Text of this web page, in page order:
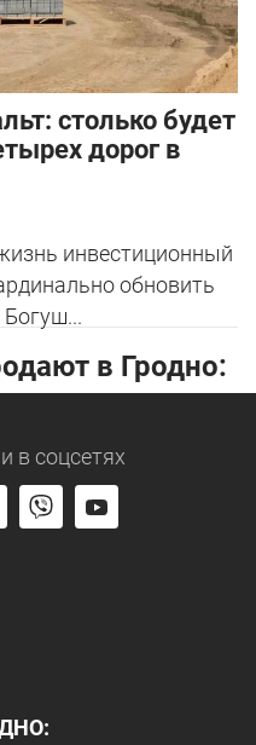
столько будет
дорог в
инвестиционный
обновить
в Гродно:
в соцсетях